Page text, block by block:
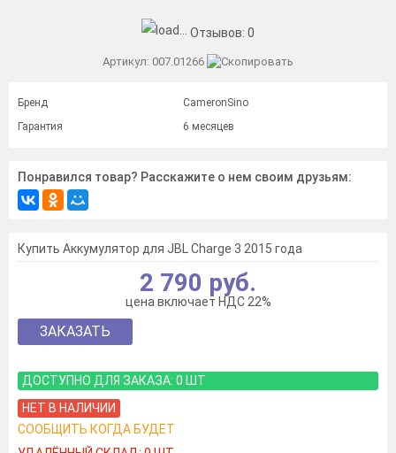
Отзывов: 0
Артикул: 007.01266
Бренд
CameronSino
Гарантия
6 месяцев
Понравился товар? Расскажите о нем своим друзьям:
Купить Аккумулятор для JBL Charge 3 2015 года
2 790 руб.
цена включает НДС 22%
ЗАКАЗАТЬ
ДОСТУПНО ДЛЯ ЗАКАЗА: 0 ШТ
НЕТ В НАЛИЧИИ
СООБЩИТЬ КОГДА БУДЕТ